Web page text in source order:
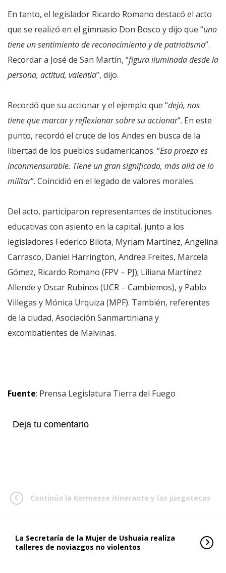
En tanto, el legislador Ricardo Romano destacó el acto
que se realizó en el gimnasio Don Bosco y dijo que “uno
tiene un sentimiento de reconocimiento y de patriotismo”.
Recordar a José de San Martín, “figura iluminada desde la
persona, actitud, valentía”, dijo.
Recordó que su accionar y el ejemplo que “dejó, nos
tiene que marcar y reflexionar sobre su accionar”. En este
punto, recordó el cruce de los Andes en busca de la
libertad de los pueblos sudamericanos. “Esa proeza es
inconmensurable. Tiene un gran significado, más allá de lo
militar”. Coincidió en el legado de valores morales.
Del acto, participaron representantes de instituciones
educativas con asiento en la capital, junto a los
legisladores Federico Bilota, Myriam Martínez, Angelina
Carrasco, Daniel Harrington, Andrea Freites, Marcela
Gómez, Ricardo Romano (FPV – PJ); Liliana Martínez
Allende y Oscar Rubinos (UCR – Cambiemos), y Pablo
Villegas y Mónica Urquiza (MPF). También, referentes
de la ciudad, Asociación Sanmartiniana y
excombatientes de Malvinas.
Fuente: Prensa Legislatura Tierra del Fuego
Deja tu comentario
Continúa la Kermesse itinerante y las juegotecas
La Secretaría de la Mujer de Ushuaia realiza
talleres de noviazgos no violentos